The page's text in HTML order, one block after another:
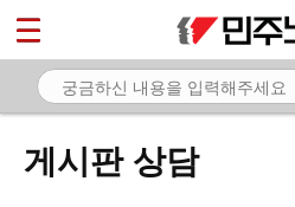
게시판 상담
마이페이지
소개
노동상담